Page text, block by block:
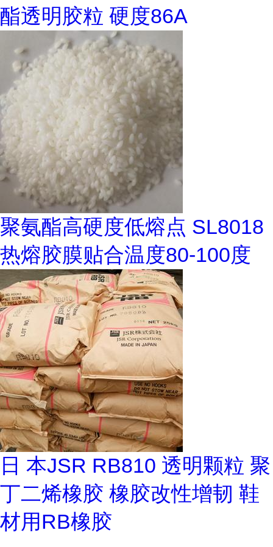
酯透明胶粒 硬度86A
聚氨酯高硬度低熔点 SL8018
热熔胶膜贴合温度80-100度
日 本JSR RB810 透明颗粒 聚
丁二烯橡胶 橡胶改性增韧 鞋
材用RB橡胶